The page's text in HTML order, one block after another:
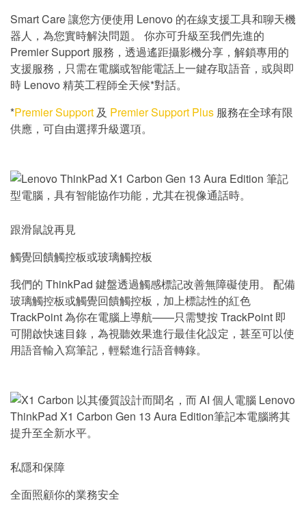
Smart Care 讓您方便使用 Lenovo 的在線支援工具和聊天機
器人，為您實時解決問題。 你亦可升級至我們先進的
Premier Support 服務，透過遙距攝影機分享，解鎖專用的
支援服務，只需在電腦或智能電話上一鍵存取語音，或與即
時 Lenovo 精英工程師全天候*對話。
*Premier Support 及 Premier Support Plus 服務在全球有限
供應，可自由選擇升級選項。
跟滑鼠說再見
觸覺回饋觸控板或玻璃觸控板
我們的 ThinkPad 鍵盤透過觸感標記改善無障礙使用。 配備
玻璃觸控板或觸覺回饋觸控板，加上標誌性的紅色
TrackPoint 為你在電腦上導航——只需雙按 TrackPoint 即
可開啟快速目錄，為視聽效果進行最佳化設定，甚至可以使
用語音輸入寫筆記，輕鬆進行語音轉錄。
私隱和保障
全面照顧你的業務安全